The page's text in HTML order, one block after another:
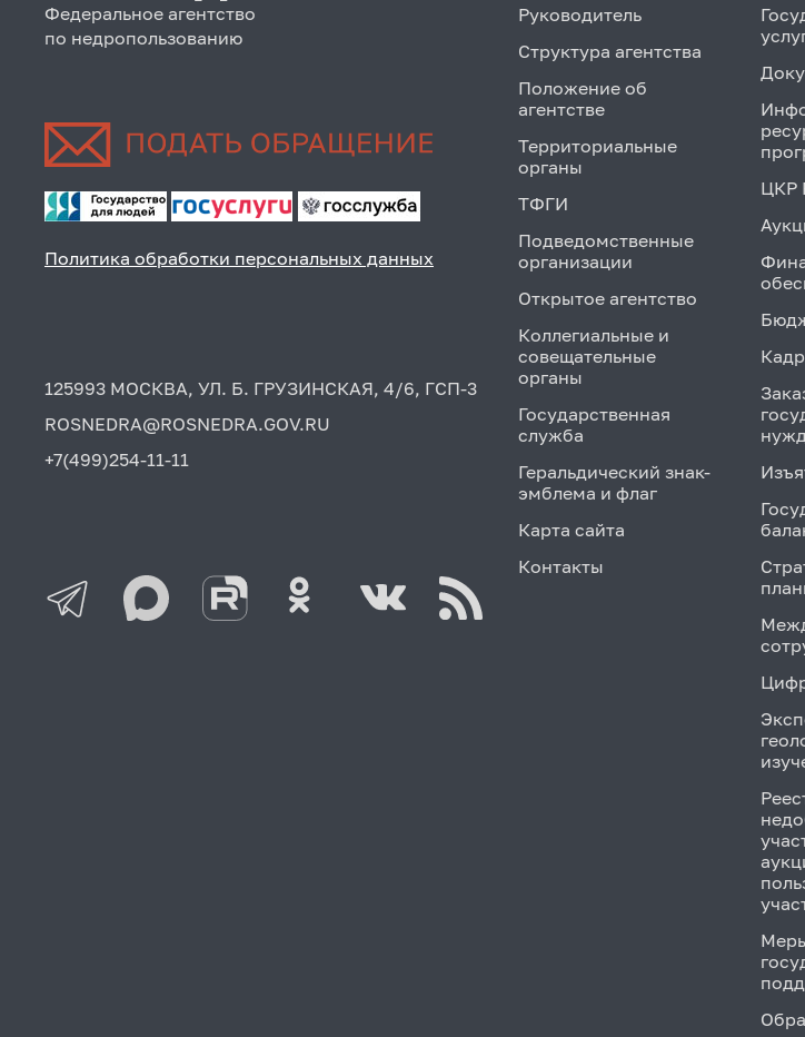
Федеральное агентство
по недропользованию
Политика обработки персональных данных
125993 МОСКВА, УЛ. Б. ГРУЗИНСКАЯ, 4/6, ГСП-3
ROSNEDRA@ROSNEDRA.GOV.RU
+7(499)254-11-11
Руководитель
Структура агентства
Положение об
агентстве
Территориальные
органы
ТФГИ
Подведомственные
организации
Открытое агентство
Коллегиальные и
совещательные
органы
Государственная
служба
Геральдический знак-
эмблема и флаг
Карта сайта
Контакты
ЦКР
нужд